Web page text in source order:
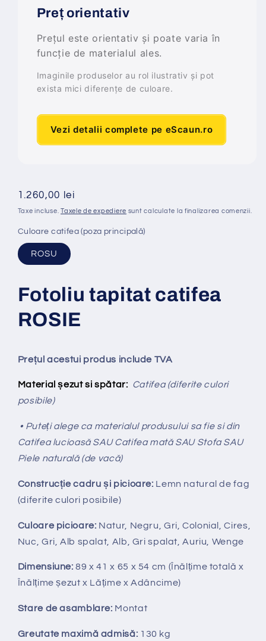
Preț orientativ
Prețul este orientativ și poate varia în
funcție de materialul ales.
Imaginile produselor au rol ilustrativ și pot
exista mici diferențe de culoare.
Vezi detalii complete pe eScaun.ro
Preț
obișnuit
1.260,00 lei
Taxe incluse.Taxele de expediere sunt calculate la finalizarea comenzii.
Culoare catifea (poza principală)
ROSU
Fotoliu tapitat catifea
ROSIE
Prețul acestui produs include TVA
Material șezut si spătar: Catifea (diferite culori
posibile)
• Puteți alege ca materialul produsului sa fie si din
Catifea lucioasă SAU Catifea mată SAU Stofa SAU
Piele naturală (de vacă)
Construcție cadru și picioare: Lemn natural de fag
(diferite culori posibile)
Culoare picioare: Natur, Negru, Gri, Colonial, Cires,
Nuc, Gri, Alb spalat, Alb, Gri spalat, Auriu, Wenge
Dimensiune: 89 x 41 x 65 x 54 cm (Înălțime totală x
Înălțimeșezut x Lățime x Adâncime)
Stare de asamblare: Montat
Greutate maximă admisă: 130 kg